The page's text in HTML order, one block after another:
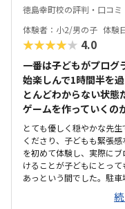
徳島幸町校の評判・口コミ
体験者：小2/男の子 体験
★★★★★ 4.0
一番は子どもがプログ
始楽しんで1時間半を
とんどわからない状態
ゲームを作っていくの
とても優しく穏やかな先
くださり、子どもも緊張
を初めて体験し、実際に
けることが子どもにとっ
あっという間でした。駐
わないといけないので、
し狭いと感じました。少